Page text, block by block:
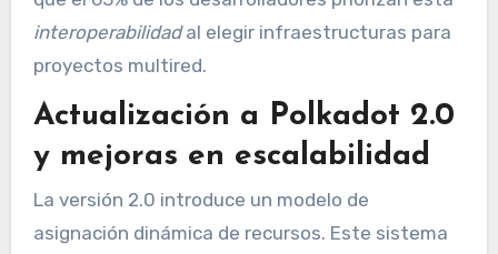
interoperabilidadal elegir infraestructuras para
proyectos multired.
Actualización a Polkadot 2.0
y mejoras en escalabilidad
La versión 2.0 introduce un modelo de
asignación dinámica de recursos. Este sistema